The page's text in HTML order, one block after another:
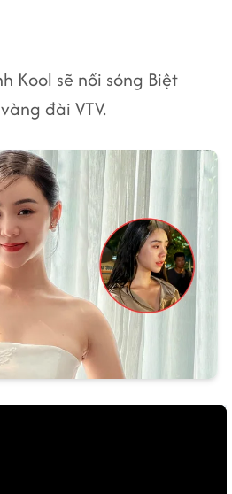
Kool sẽ nối sóng Biệt
đài VTV.